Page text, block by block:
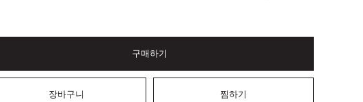
구매하기
장바구니 찜하기